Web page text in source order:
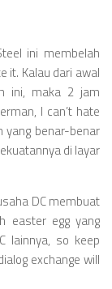
ini membelah
it. Kalau dari awal
ini, maka 2 jam
I can’t hate
yang benar-benar
di layar
DC membuat
easter egg yang
lainnya, so keep
exchange will